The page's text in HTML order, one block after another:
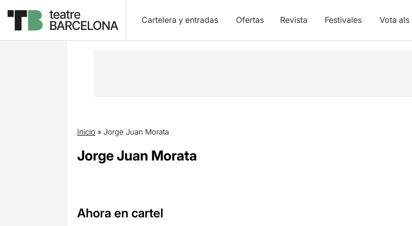
Cartelera y entradas Ofertas Revista Festivales Vota als
Inicio » Jorge Juan Morata
Jorge Juan Morata
Ahora en cartel